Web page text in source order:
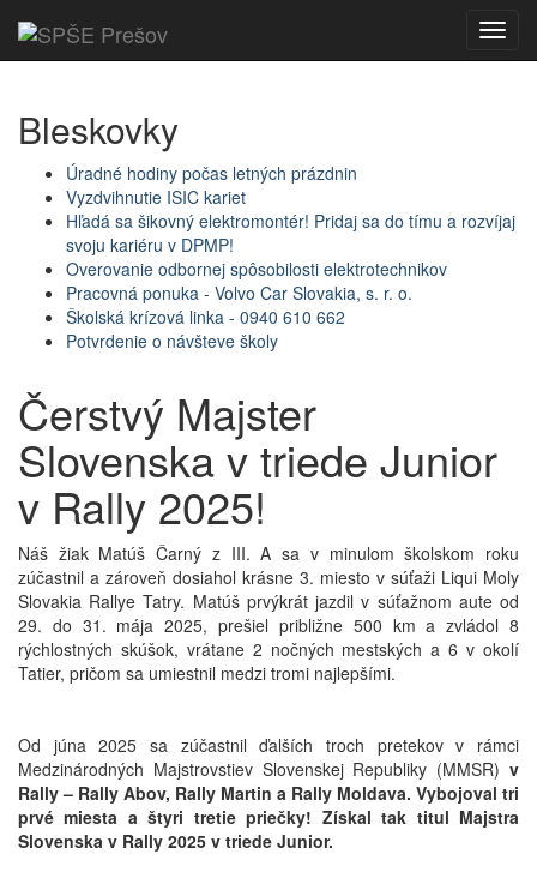
Bleskovky
Úradné hodiny počas letných prázdnin
Vyzdvihnutie ISIC kariet
Hľadá sa šikovný elektromontér! Pridaj sa do tímu a rozvíjaj
svoju kariéru v DPMP!
Overovanie odbornej spôsobilosti elektrotechnikov
Pracovná ponuka - Volvo Car Slovakia, s. r. o.
Školská krízová linka - 0940 610 662
Potvrdenie o návšteve školy
Čerstvý Majster
Slovenska v triede Junior
v Rally 2025!
Náš žiak Matúš Čarný z III. A sa v minulom školskom roku
zúčastnil a zároveň dosiahol krásne 3. miesto v súťaži Liqui Moly
Slovakia Rallye Tatry . Matúš prvýkrát jazdil v súťažnom aute od
29. do 31. mája 2025, prešiel približne 500 km a zvládol 8
rýchlostných skúšok, vrátane 2 nočných mestských a 6 v okolí
Tatier, pričom sa umiestnil medzi tromi najlepšími.
Od júna 2025 sa zúčastnil ďalších troch pretekov v rámci
Medzinárodných Majstrovstiev Slovenskej Republiky (MMSR) v
Rally – Rally Abov, Rally Martin a Rally Moldava. Vybojoval tri
prvé miesta a štyri tretie priečky! Získal tak titul Majstra
Slovenska v Rally 2025 v triede Junior.